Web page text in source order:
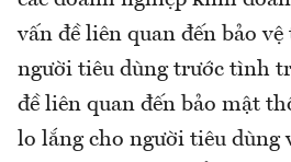
vấn đề liên quan đến bảo
người tiêu dùng trước tình
đề liên quan đến bảo mật
lo lắng cho người tiêu dùng